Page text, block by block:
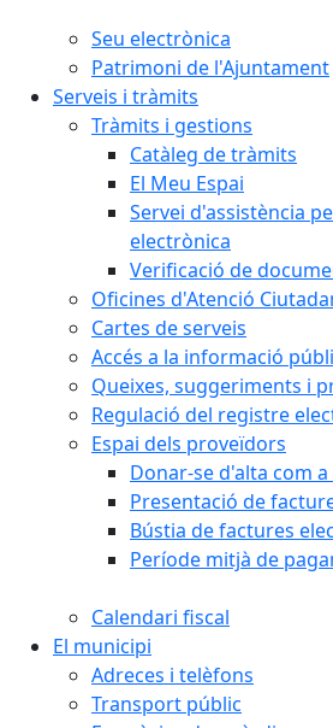
Seu electrònica
Patrimoni de l'Ajuntament
Serveis i tràmits
Tràmits i gestions
Catàleg de tràmits
El Meu Espai
Servei d'assistència
electrònica
Verificació de
Oficines d'Atenció
Cartes de serveis
Accés a la informació
Queixes, suggeriments i
Regulació del registre
Espai dels proveïdors
Donar-se d'alta com
Presentació de
Bústia de factures
Període mitjà de
Calendari fiscal
El municipi
Adreces i telèfons
Transport públic